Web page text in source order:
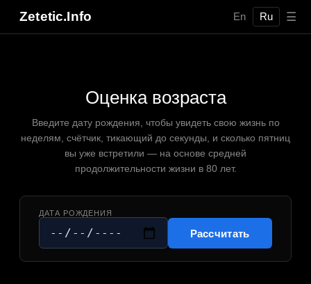
Zetetic.Info En Ru ☰
Оценка возраста
Введите дату рождения, чтобы увидеть свою жизнь по
неделям, счётчик, тикающий до секунды, и сколько пятниц
вы уже встретили — на основе средней
продолжительности жизни в 80 лет.
ДАТА РОЖДЕНИЯ
Рассчитать